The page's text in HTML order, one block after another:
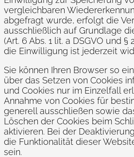
vergleichbaren
abgefragt wurde, erfolgt die
ausschließlich auf Grundlage
(Art. 6 Abs. 1 lit. a DSGVO und §
die Einwilligung ist jederzeit
Sie können Ihren Browser so
über das Setzen von Cookies
und Cookies nur im Einzelfall
Annahme von Cookies für
generell ausschließen sowie
Löschen der Cookies beim
aktivieren. Bei der
die Funktionalität dieser
sein.